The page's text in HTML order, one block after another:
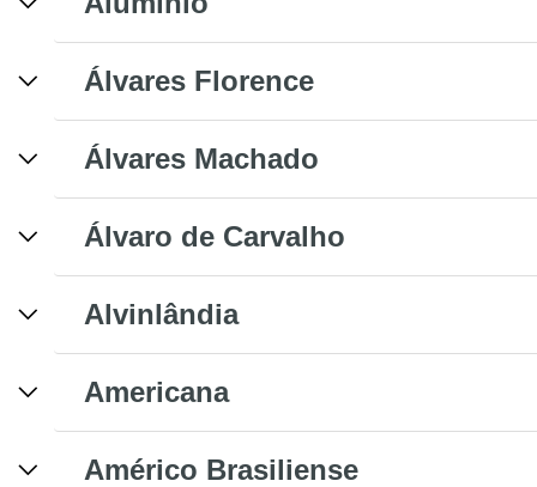
Álvares Florence
Álvares Machado
Álvaro de Carvalho
Alvinlândia
Americana
Américo Brasiliense